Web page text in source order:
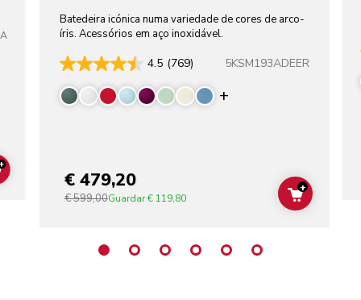
ADD TO CART
Batedeira icónica numa variedade de cores de arco-
íris. Acessórios em aço inoxidável.
4.5 (769) 5KSM193ADEER
Display more
€ 479,20
€ 599,00Guardar€ 119,80 ADD TO
+